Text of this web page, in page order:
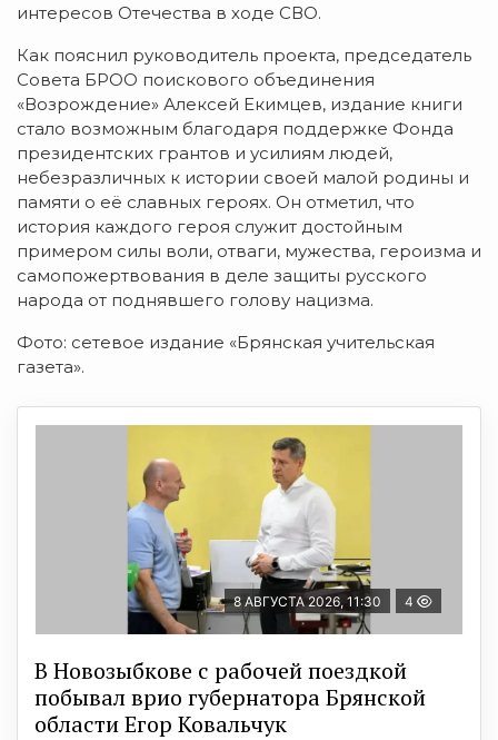
интересов Отечества в ходе СВО.
Как пояснил руководитель проекта, председатель
Совета БРОО поискового объединения
«Возрождение» Алексей Екимцев, издание книги
стало возможным благодаря поддержке Фонда
президентских грантов и усилиям людей,
небезразличных к истории своей малой родины и
памяти о её славных героях. Он отметил, что
история каждого героя служит достойным
примером силы воли, отваги, мужества, героизма и
самопожертвования в деле защиты русского
народа от поднявшего голову нацизма.
Фото: сетевое издание «Брянская учительская
газета».
8 АВГУСТА 2026, 11:30 4
В Новозыбкове с рабочей поездкой
побывал врио губернатора Брянской
области Егор Ковальчук